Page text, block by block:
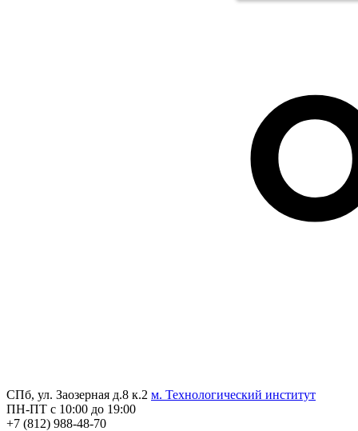
СПб, ул. Заозерная д.8 к.2 м. Технологический институт
ПН-ПТ с 10:00 до 19:00
+7 (812) 988-48-70